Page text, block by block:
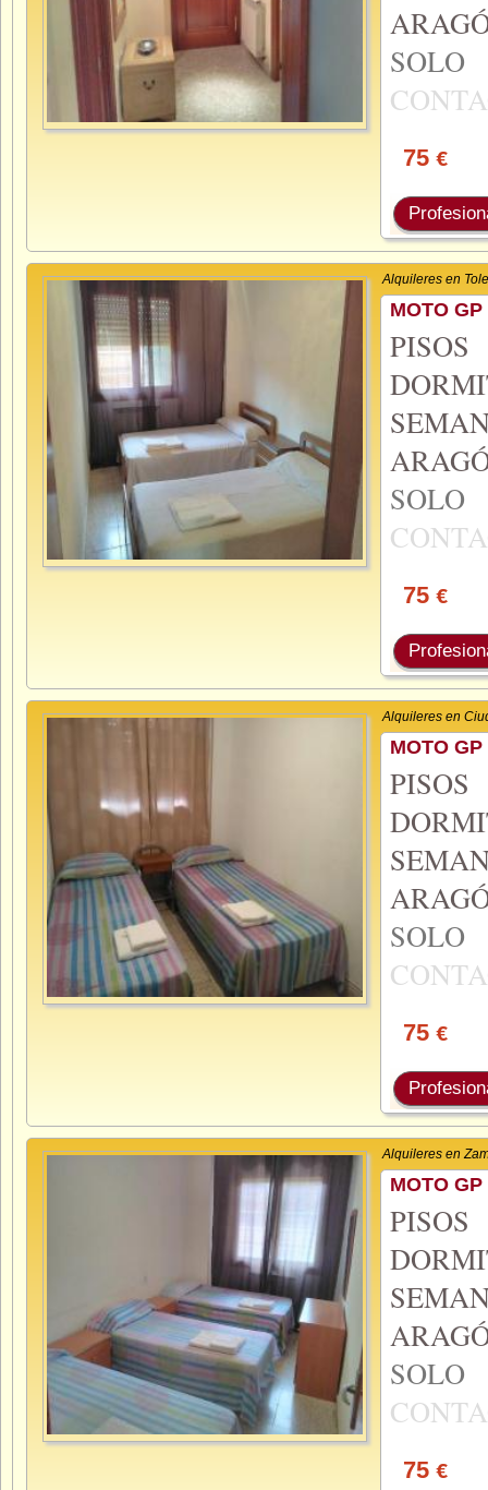
75 €
Alquileres en
MOTO
75 €
Alquileres en
MOTO
75 €
Alquileres en
MOTO
75 €